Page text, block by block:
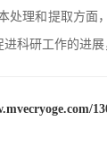
处理和提取方面
科研工作的进